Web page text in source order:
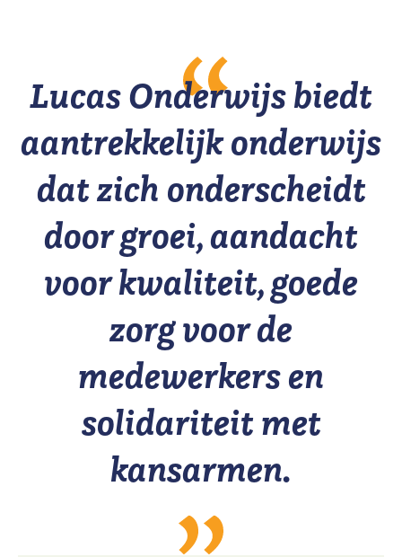
Lucas Onderwijs biedt
aantrekkelijk onderwijs
dat zich onderscheidt
door groei, aandacht
voor kwaliteit, goede
zorg voor de
medewerkers en
solidariteit met
kansarmen.